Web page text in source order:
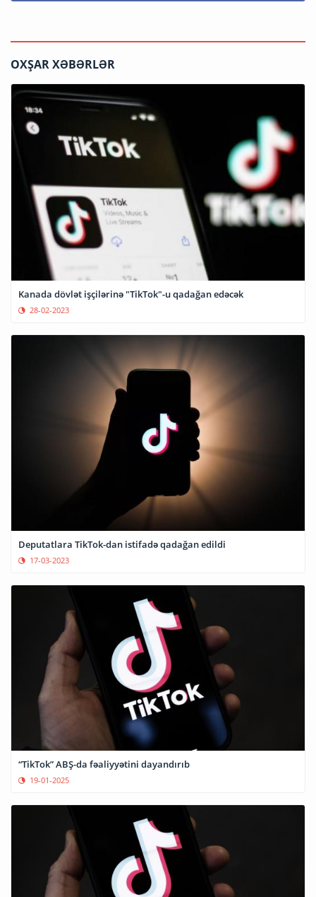
OXŞAR XƏBƏRLƏR
Kanada dövlət işçilərinə "TikTok"-u qadağan edəcək
28-02-2023
Deputatlara TikTok-dan istifadə qadağan edildi
17-03-2023
“TikTok” ABŞ-da fəaliyyətini dayandırıb
19-01-2025